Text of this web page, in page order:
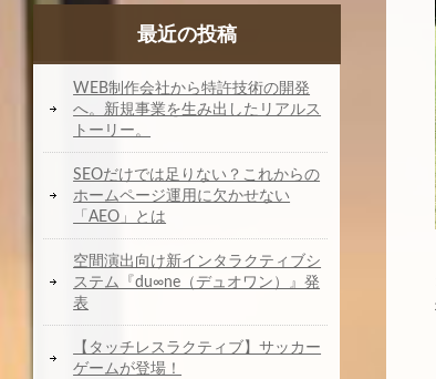
最近の投稿
WEB制作会社から特許技術の開発
へ。新規事業を生み出したリアルス
トーリー。
SEOだけでは足りない？これからの
ホームページ運用に欠かせない
「AEO」とは
空間演出向け新インタラクティブシ
ステム『du∞ne（デュオワン）』発
表
【タッチレスラクティブ】サッカー
ゲームが登場！